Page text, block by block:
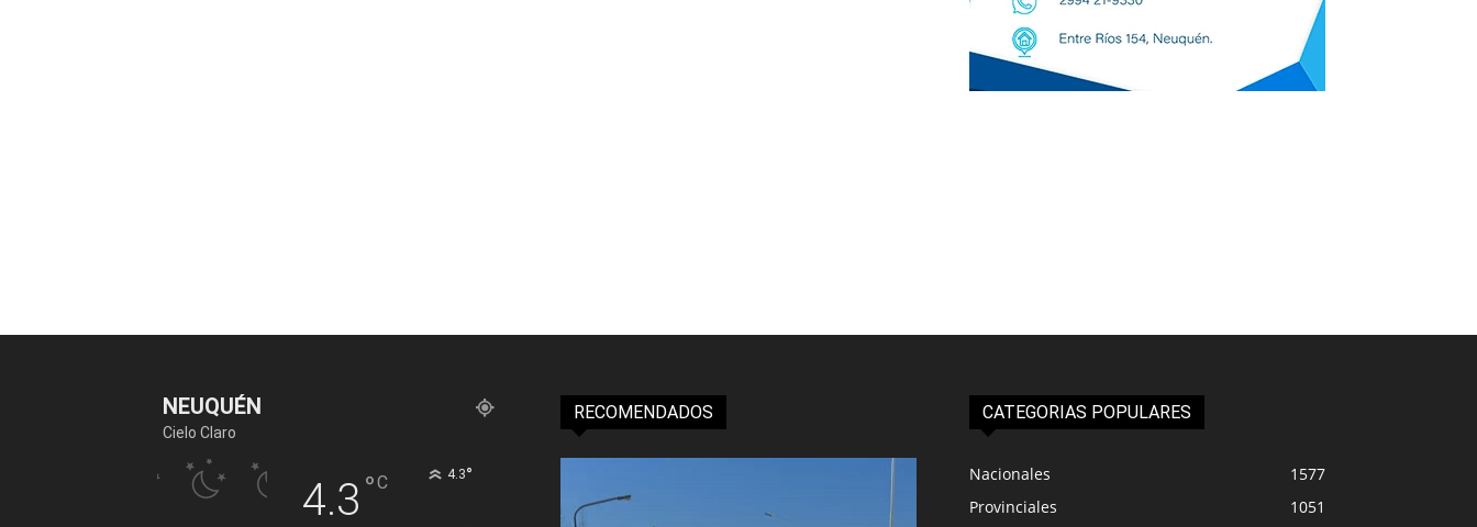
NEUQUÉN
Cielo Claro
4.3 °C 4.3°
RECOMENDADOS CATEGORIAS POPULARES
Nacionales
1577
Provinciales
1051